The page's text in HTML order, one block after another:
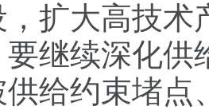
扩大高技术
继续深化供
给约束堵点